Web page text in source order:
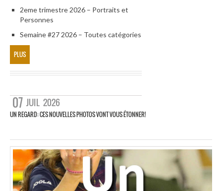
2eme trimestre 2026 – Portraits et
Personnes
Semaine #27 2026 – Toutes catégories
PLUS
07 JUIL 2026
UN REGARD: CES NOUVELLES PHOTOS VONT VOUS ÉTONNER!